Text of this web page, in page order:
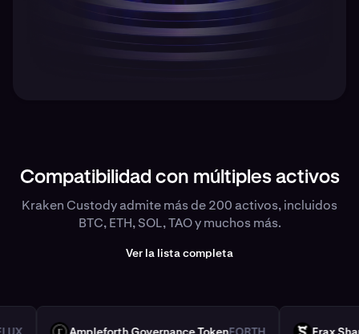
Compatibilidad con múltiples activos
Kraken Custody admite más de 200 activos, incluidos
BTC, ETH, SOL, TAO y muchos más.
Ver la lista completa
FORTH FXS